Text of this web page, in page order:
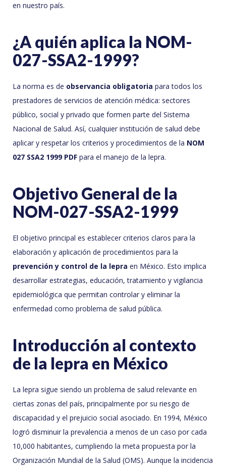
en nuestro país.
¿A quién aplica la NOM-
027-SSA2-1999?
La norma es de observancia obligatoria para todos los
prestadores de servicios de atención médica: sectores
público, social y privado que formen parte del Sistema
Nacional de Salud. Así, cualquier institución de salud debe
aplicar y respetar los criterios y procedimientos de la NOM
027 SSA2 1999 PDF para el manejo de la lepra.
Objetivo General de la
NOM-027-SSA2-1999
El objetivo principal es establecer criterios claros para la
elaboración y aplicación de procedimientos para la
prevención y control de la lepra en México. Esto implica
desarrollar estrategias, educación, tratamiento y vigilancia
epidemiológica que permitan controlar y eliminar la
enfermedad como problema de salud pública.
Introducción al contexto
de la lepra en México
La lepra sigue siendo un problema de salud relevante en
ciertas zonas del país, principalmente por su riesgo de
discapacidad y el prejuicio social asociado. En 1994, México
logró disminuir la prevalencia a menos de un caso por cada
10,000 habitantes, cumpliendo la meta propuesta por la
Organización Mundial de la Salud (OMS). Aunque la incidencia